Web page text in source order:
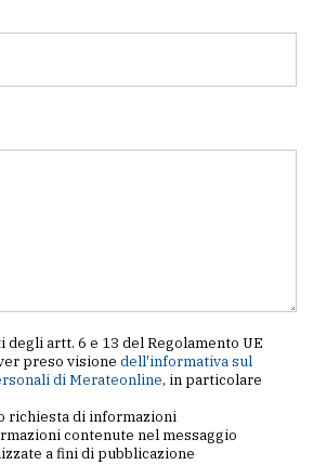
artt. 6 e 13 del Regolamento UE
preso visione dell'informativa sul
di Merateonline, in particolare
richiesta di informazioni
contenute nel messaggio
a fini di pubblicazione